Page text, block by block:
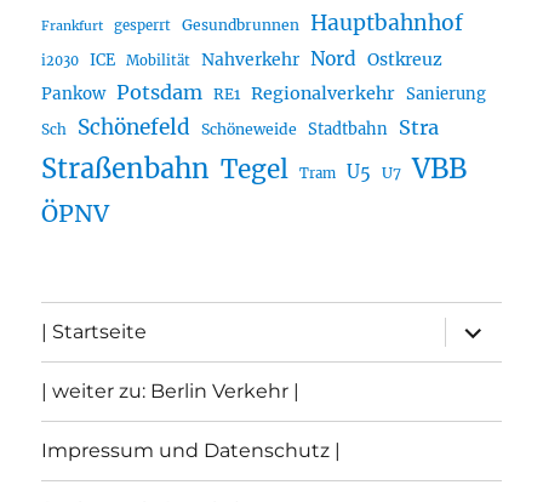
Frankfurt gesperrt Gesundbrunnen Hauptbahnhof
i2030 ICE Mobilität Nahverkehr Nord Ostkreuz
Pankow Potsdam RE1 Regionalverkehr Sanierung
Sch Schönefeld Schöneweide Stadtbahn Stra
Straßenbahn Tegel Tram U5 U7 VBB
ÖPNV
| Startseite
öffnen
| weiter zu: Berlin Verkehr |
Impressum und Datenschutz |